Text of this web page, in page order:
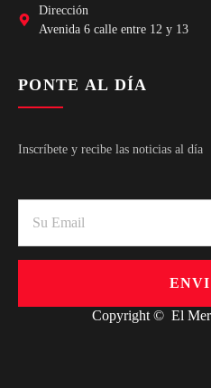
Dirección
Avenida 6 calle entre 12 y 13
PONTE AL DÍA
Inscríbete y recibe las noticias al día
Copyright © El